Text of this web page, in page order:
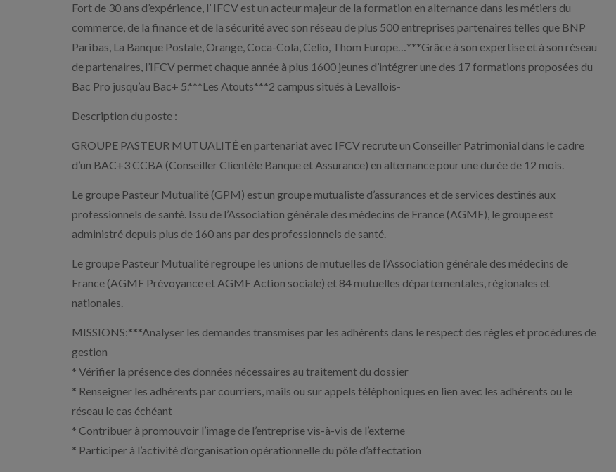
Fort de 30 ans d’expérience, l’ IFCV est un acteur majeur de la formation en alternance dans les métiers du
commerce, de la finance et de la sécurité avec son réseau de plus 500 entreprises partenaires telles que BNP
Paribas, La Banque Postale, Orange, Coca-Cola, Celio, Thom Europe…***Grâce à son expertise et à son réseau
de partenaires, l’IFCV permet chaque année à plus 1600 jeunes d’intégrer une des 17 formations proposées du
Bac Pro jusqu’au Bac+ 5.***Les Atouts***2 campus situés à Levallois-
Description du poste :
GROUPE PASTEUR MUTUALITÉ en partenariat avec IFCV recrute un Conseiller Patrimonial dans le cadre
d’un BAC+3 CCBA (Conseiller Clientèle Banque et Assurance) en alternance pour une durée de 12 mois.
Le groupe Pasteur Mutualité (GPM) est un groupe mutualiste d’assurances et de services destinés aux
professionnels de santé. Issu de l’Association générale des médecins de France (AGMF), le groupe est
administré depuis plus de 160 ans par des professionnels de santé.
Le groupe Pasteur Mutualité regroupe les unions de mutuelles de l’Association générale des médecins de
France (AGMF Prévoyance et AGMF Action sociale) et 84 mutuelles départementales, régionales et
nationales.
MISSIONS:***Analyser les demandes transmises par les adhérents dans le respect des règles et procédures de
gestion
* Vérifier la présence des données nécessaires au traitement du dossier
* Renseigner les adhérents par courriers, mails ou sur appels téléphoniques en lien avec les adhérents ou le
réseau le cas échéant
* Contribuer à promouvoir l’image de l’entreprise vis-à-vis de l’externe
* Participer à l’activité d’organisation opérationnelle du pôle d’affectation